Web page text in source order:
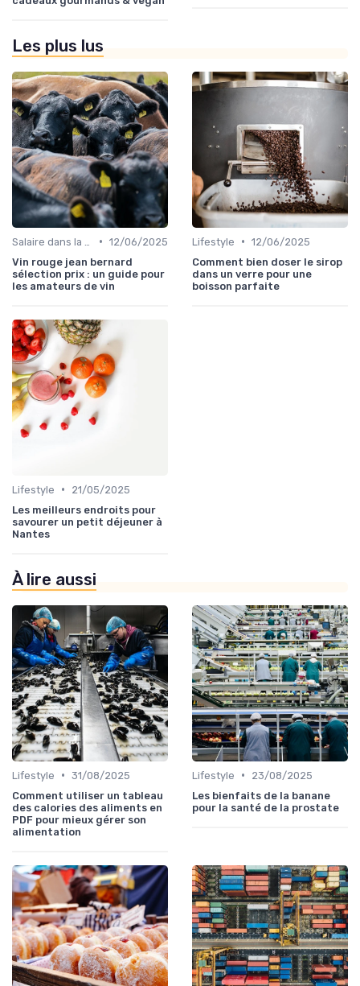
Les plus lus
• 12/06/2025
Vin rouge jean bernard
sélection prix : un guide pour
les amateurs de vin
Lifestyle • 12/06/2025
Comment bien doser le sirop
dans un verre pour une
boisson parfaite
Lifestyle •
21/05/2025
Les meilleurs endroits pour
savourer un petit déjeuner à
Nantes
À lire aussi
Lifestyle • 31/08/2025
Comment utiliser un tableau
des calories des aliments en
PDF pour mieux gérer son
alimentation
Lifestyle •
23/08/2025
Les bienfaits de la banane
pour la santé de la prostate